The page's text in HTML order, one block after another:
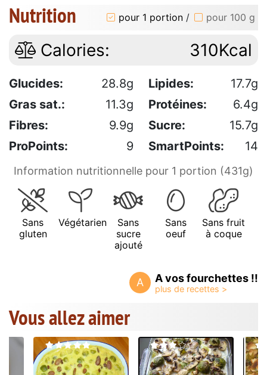
Nutrition pour 1 portion / pour 100 g
Calories: 310Kcal
Glucides: 28.8g Lipides:
17.7g
Gras sat.:
11.3g Protéines:
6.4g
Fibres:
9.9g Sucre:
15.7g
ProPoints:
9 SmartPoints: 14
Information nutritionnelle pour 1 portion (431g)
Sans
gluten
Végétarien
Sans
sucre
ajouté
Sans
oeuf
Sans fruit
à coque
A A vos fourchettes !!
Vous allez aimer